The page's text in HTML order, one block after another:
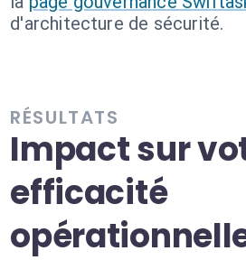
d'architecture de sécurité.
RÉSULTATS
Impact sur
efficacité